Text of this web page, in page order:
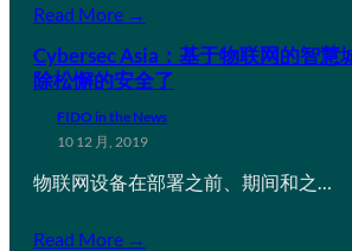
Read More →
Cybersec Asia：基于物联网的智慧
除松懈的安全了
FIDO in the News
10 12 月, 2019
物联网设备在部署之前、期间和之…
Read More →